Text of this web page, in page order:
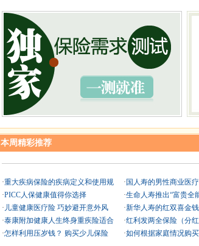
本周精彩推荐
·重大疾病保险的疾病定义和使用规
·PICC人保健康值得你选择
· 儿童健康医疗险 巧妙避开意外风
·泰康附加健康人生终身重疾险适合
·怎样利用压岁钱？ 购买少儿保险
· 国人寿的男性商业医
·生命人寿推出“富贵全
·新华人寿的红双喜金
·红利发两全保险（分
·如何根据家庭情况购